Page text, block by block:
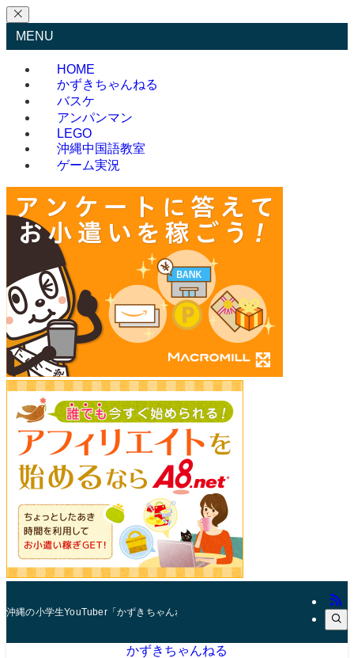
MENU
HOME
かずきちゃんねる
バスケ
アンパンマン
LEGO
沖縄中国語教室
ゲーム実況
沖縄の小学生YouTuber「かずきちゃんねる」。 マインクラフト（マイクラ）
かずきちゃんねる